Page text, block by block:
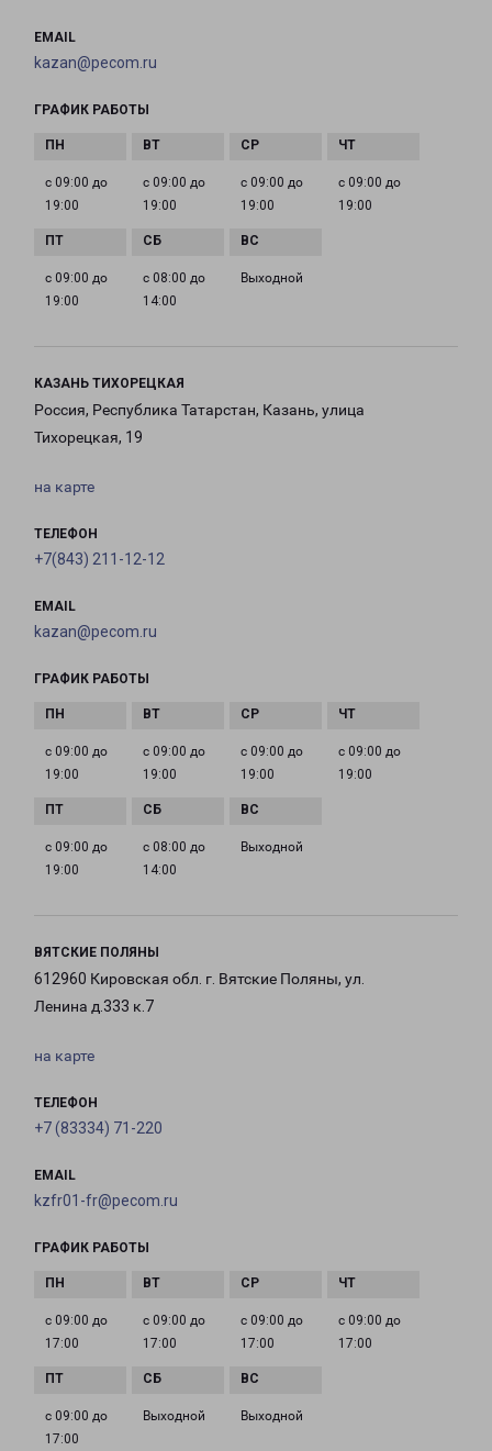
EMAIL
kazan@pecom.ru
ГРАФИК РАБОТЫ
с 09:00 до
19:00
с 09:00 до
19:00
с 09:00 до
19:00
с 09:00 до
19:00
с 09:00 до
19:00
с 08:00 до
14:00
Выходной
КАЗАНЬ ТИХОРЕЦКАЯ
Россия, Республика Татарстан, Казань, улица
Тихорецкая, 19
на карте
ТЕЛЕФОН
+7(843) 211-12-12
EMAIL
kazan@pecom.ru
ГРАФИК РАБОТЫ
с 09:00 до
19:00
с 09:00 до
19:00
с 09:00 до
19:00
с 09:00 до
19:00
с 09:00 до
19:00
с 08:00 до
14:00
Выходной
ВЯТСКИЕ ПОЛЯНЫ
612960 Кировская обл. г. Вятские Поляны, ул.
Ленина д.333 к.7
на карте
ТЕЛЕФОН
+7 (83334) 71-220
EMAIL
kzfr01-fr@pecom.ru
ГРАФИК РАБОТЫ
с 09:00 до
17:00
с 09:00 до
17:00
с 09:00 до
17:00
с 09:00 до
17:00
с 09:00 до
17:00
Выходной Выходной